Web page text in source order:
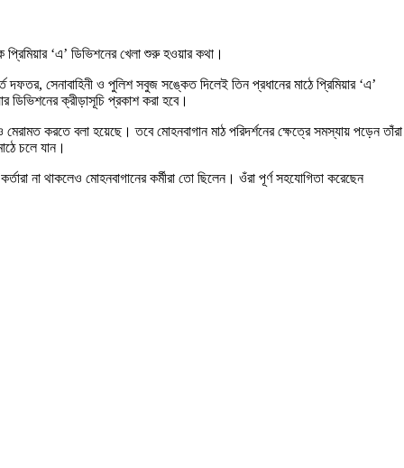
‘এ’ ডিভিশনের খেলা শুরু হওয়ার কথা।
সেনাবাহিনী ও পুলিশ সবুজ সঙ্কেত দিলেই তিন প্রধানের মাঠে প্রিমিয়ার ‘এ’
ক্রীড়াসূচি প্রকাশ করা হবে।
মেরামত করতে বলা হয়েছে। তবে মোহনবাগান মাঠ পরিদর্শনের ক্ষেত্রে সমস্যায় পড়েন
চলে যান।
না থাকলেও মোহনবাগানের কর্মীরা তো ছিলেন। ওঁরা পূর্ণ সহযোগিতা করেছেন